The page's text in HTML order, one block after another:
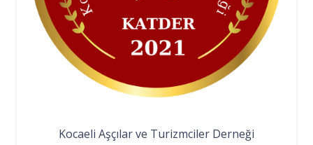
Kocaeli Aşçılar ve Turizmciler Derneği